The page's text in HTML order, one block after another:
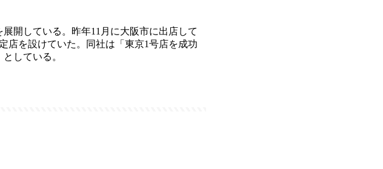
開している。昨年11月に大阪市に出店して
店を設けていた。同社は「東京1号店を成功
している。